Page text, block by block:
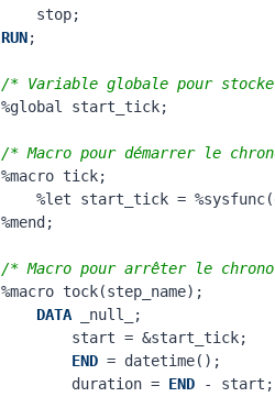
    stop;
RUN;
/* Variable globale pour
%global start_tick;
/* Macro pour démarrer le
%macro tick;
%let start_tick =
%mend;
/* Macro pour arrêter le
%macro tock(step_name);
DATA _null_;
        start = &start_tick;
END = datetime();
        duration =
END - start;